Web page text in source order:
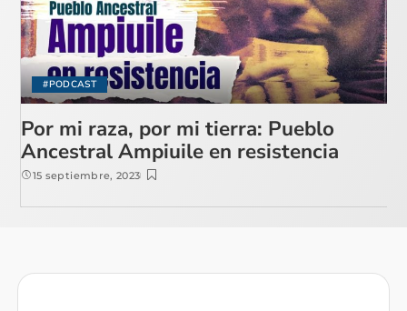
#PODCAST
Por mi raza, por mi tierra: Pueblo
Ancestral Ampiuile en resistencia
15 septiembre, 2023